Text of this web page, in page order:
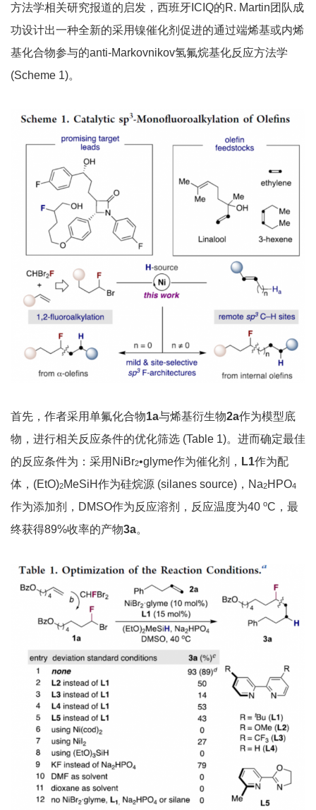
方法学相关研究报道的启发，西班牙ICIQ的R. Martin团队成
功设计出一种全新的采用镍催化剂促进的通过端烯基或内烯
基化合物参与的anti-Markovnikov氢氟烷基化反应方法学
(Scheme 1)。
首先，作者采用单氟化合物1a与烯基衍生物2a作为模型底
物，进行相关反应条件的优化筛选 (Table 1)。进而确定最佳
的反应条件为：采用NiBr2•glyme作为催化剂， L1作为配
体，(EtO)2MeSiH作为硅烷源 (silanes source)，Na2HPO4
作为添加剂，DMSO作为反应溶剂，反应温度为40 oC，最
终获得89%收率的产物3a。